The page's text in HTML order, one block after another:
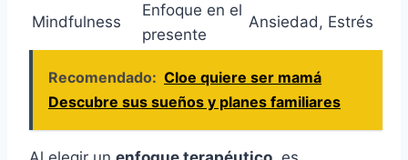
Mindfulness
Enfoque en el
presente
Ansiedad, Estrés
Recomendado: Cloe quiere ser mamá
Descubre sus sueños y planes familiares